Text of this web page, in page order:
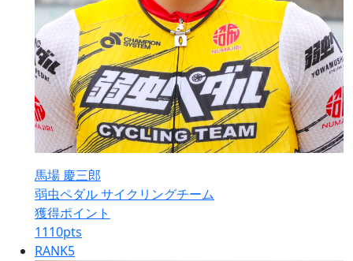
馬場 慶三郎
弱虫ペダル サイクリングチーム
獲得ポイント
1110pts
RANK5